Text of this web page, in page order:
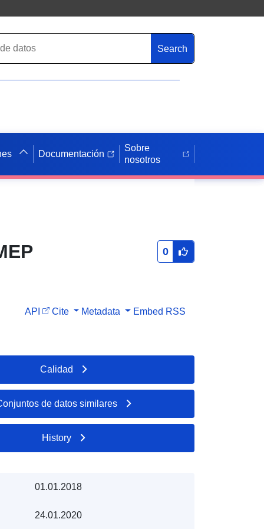
Search
Documentación
Sobre
nosotros
0
API Cite Metadata Embed RSS
Calidad
de datos similares
History
01.01.2018
24.01.2020